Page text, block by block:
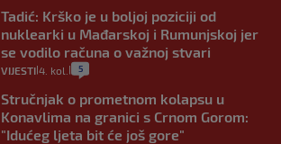
Tadić: Krško je u boljoj poziciji od
nuklearki u Mađarskoj i Rumunjskoj jer
se vodilo računa o važnoj stvari
VIJESTI 4. kol. 5
Stručnjak o prometnom kolapsu u
Konavlima na granici s Crnom Gorom:
"Idućeg ljeta bit će još gore"